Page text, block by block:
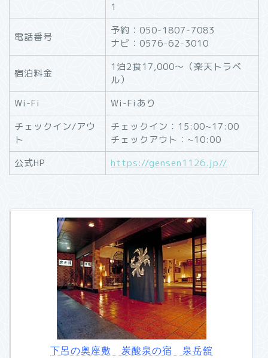
1
電話番号
予約：050-1807-7083
ナビ：0576-62-3010
宿泊料金
1泊2食17,000～（楽天トラベ
ル）
Wi-Fi
Wi-Fiあり
チェックイン/アウ
ト
チェックイン：15:00~17:00
チェックアウト：~10:00
公式HP
https://gensen1126.jp//
下呂の奥座敷 炭酸泉の宿 泉岳舘